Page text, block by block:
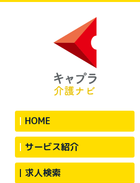
HOME
サービス紹介
求人検索